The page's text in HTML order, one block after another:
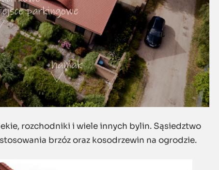
rozchodniki i wiele innych bylin. Sąsiedztwo
brzóz oraz kosodrzewin na ogrodzie.